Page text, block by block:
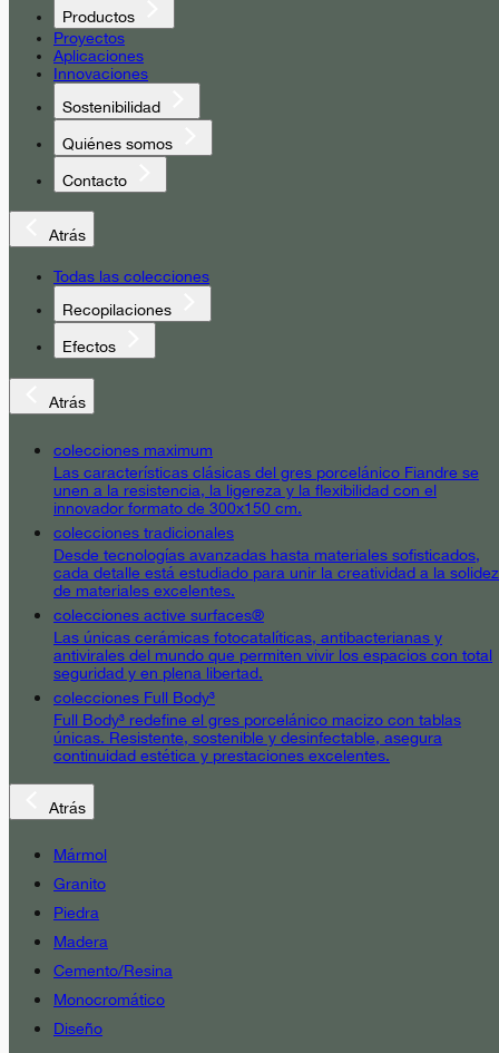
Productos
Proyectos
Aplicaciones
Innovaciones
Sostenibilidad
Quiénes somos
Contacto
Atrás
Todas las colecciones
Recopilaciones
Efectos
Atrás
colecciones maximum
Las características clásicas del gres porcelánico Fiandre se
unen a la resistencia, la ligereza y la flexibilidad con el
innovador formato de 300x150 cm.
colecciones tradicionales
Desde tecnologías avanzadas hasta materiales sofisticados,
cada detalle está estudiado para unir la creatividad a la solidez
de materiales excelentes.
colecciones active surfaces®
Las únicas cerámicas fotocatalíticas, antibacterianas y
antivirales del mundo que permiten vivir los espacios con total
seguridad y en plena libertad.
colecciones Full Body³
Full Body³ redefine el gres porcelánico macizo con tablas
únicas. Resistente, sostenible y desinfectable, asegura
continuidad estética y prestaciones excelentes.
Atrás
Mármol
Granito
Piedra
Madera
Cemento/Resina
Monocromático
Diseño